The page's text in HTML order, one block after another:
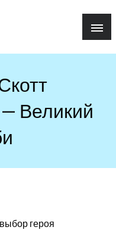
Великий
героя